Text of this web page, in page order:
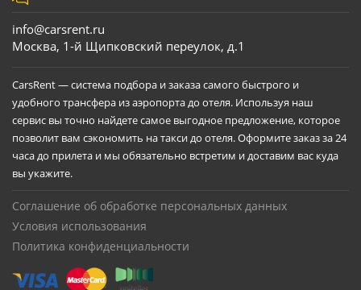
info@carsrent.ru
Москва, 1-й Щипковский переулок, д.1
CarsRent — система подбора и заказа самого быстрого и
удобного трансфера из аэропорта до отеля. Используя наш
сервис вы точно найдете самое выгодное предложение, которое
позволит вам сэкономить на такси до отеля. Оформите заказ за 24
часа до прилета и мы обязательно встретим и доставим вас куда
вы укажите.
Соглашение об обработке персональных данных
Условия использования
Политика конфиденциальности